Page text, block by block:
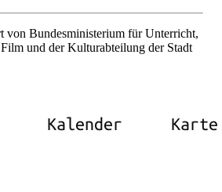
Bundesministerium für Unterricht,
und der Kulturabteilung der Stadt